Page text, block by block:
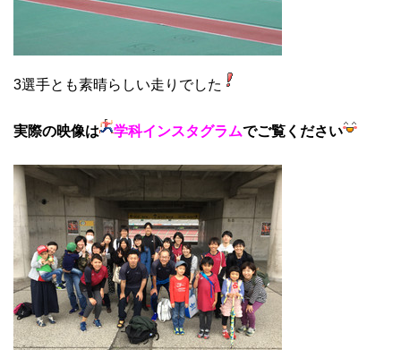
3選手とも素晴らしい走りでした
実際の映像は 学科インスタグラムでご覧ください